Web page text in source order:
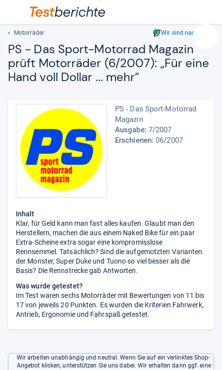
Geben
Sie
ein.
Motorräder Wir sind nachhaltig
PS -​ Das Sport-​Motor­rad Maga­zin
prüft Motor­rä­der (6/2007): „Für eine
Hand voll Dol­lar ... mehr“
PS - Das Sport-Motorrad
Magazin
Ausgabe: 7/2007
Erschienen: 06/2007
Inhalt
Klar, für Geld kann man fast alles kaufen. Glaubt man den
Herstellern, machen die aus einem Naked Bike für ein paar
Extra-Scheine extra sogar eine kompromisslose
Rennsemmel. Tatsächlich? Sind die aufgemotzten Varianten
der Monster, Super Duke und Tuono so viel besser als die
Basis? Die Rennstrecke gab Antworten.
Was wurde getestet?
Im Test waren sechs Motorräder mit Bewertungen von 11 bis
17 von jeweils 20 Punkten. Es wurden die Kriterien Fahrwerk,
Antrieb, Ergonomie und Fahrspaß getestet.
Wir arbeiten unabhängig und neutral. Wenn Sie auf ein verlinktes Shop-
Angebot klicken, unterstützen Sie uns dabei. Wir erhalten dann ggf. eine